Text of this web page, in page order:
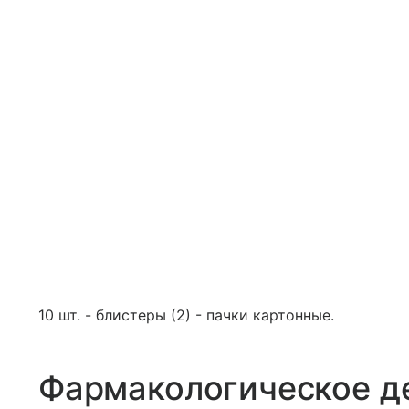
10 шт. - блистеры (2) - пачки картонные.
Фармакологическое